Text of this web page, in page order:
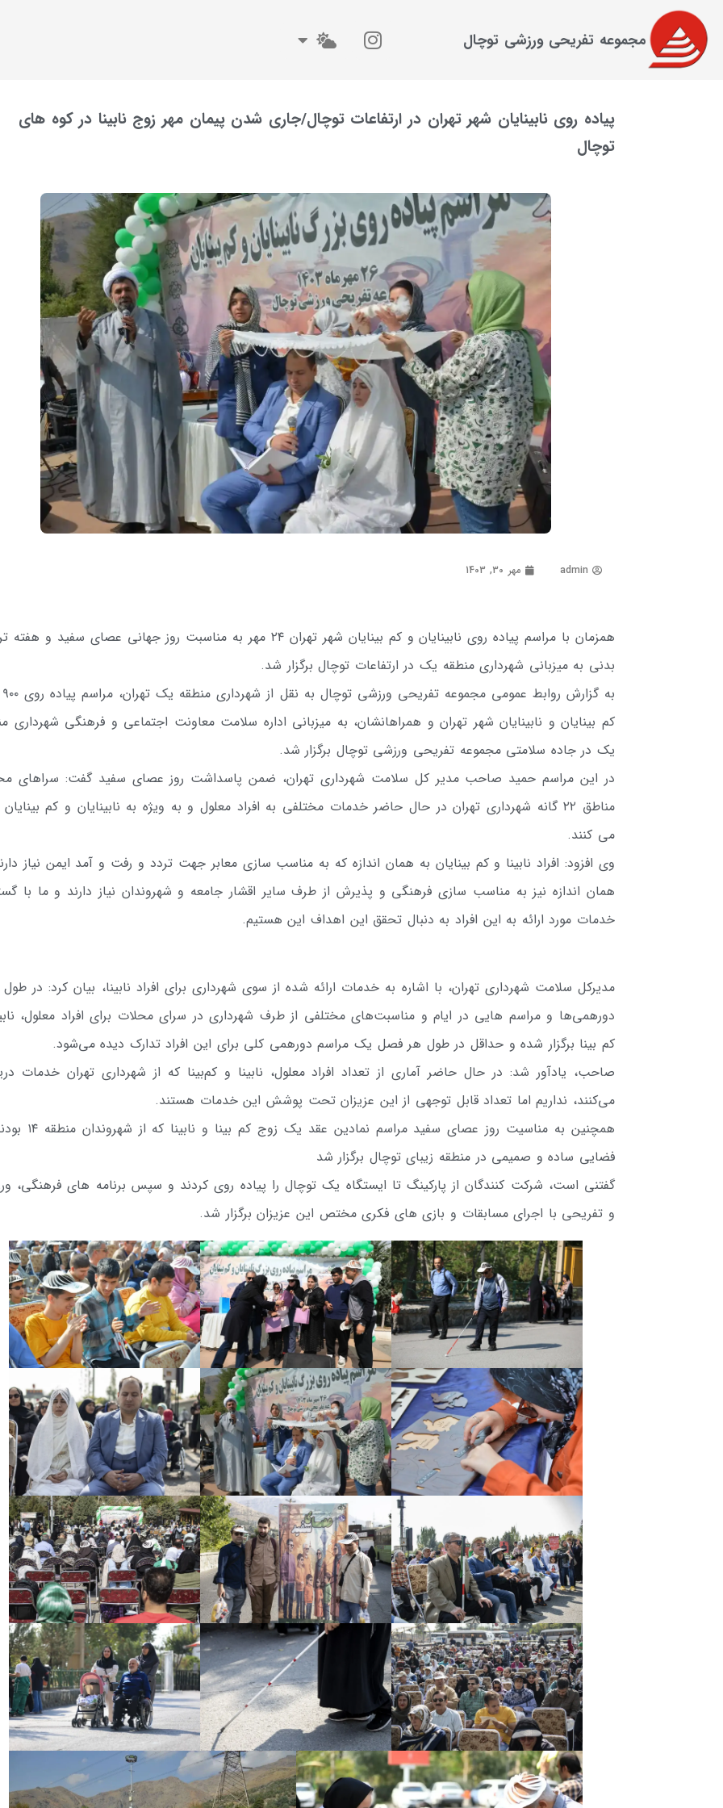
مجموعه تفریحی ورزشی توچال
پیاده روی نابینایان شهر تهران در ارتفاعات توچال/جاری شدن پیمان مهر زوج نابینا در کوه های
توچال
admin مهر 30, 1403
همزمان با مراسم پیاده روی نابینایان و کم بینایان شهر تهران ۲۴ مهر به مناسبت روز جهانی عصای سفید و
بدنی به میزبانی شهرداری منطقه یک در ارتفاعات توچال برگزار شد.
کم بینایان و نابینایان شهر تهران و همراهانشان، به میزبانی اداره سلامت معاونت اجتماعی و فرهنگی شهرداری
یک در جاده سلامتی مجموعه تفریحی ورزشی توچال برگزار شد.
در این مراسم حمید صاحب مدیر کل سلامت شهرداری تهران، ضمن پاسداشت روز عصای سفید گفت: سراهای
مناطق ۲۲ گانه شهرداری تهران در حال حاضر خدمات مختلفی به افراد معلول و به ویژه به نابینایان و کم بینایان
می‌ کنند.
وی افزود: افراد نابینا و کم بینایان به همان اندازه که به مناسب سازی معابر جهت تردد و رفت و آمد ایمن نیاز
همان اندازه نیز به مناسب سازی فرهنگی و پذیرش از طرف سایر اقشار جامعه و شهروندان نیاز دارند و ما با
خدمات مورد ارائه به این افراد به دنبال تحقق این اهداف این هستیم.
مدیرکل سلامت شهرداری تهران، با اشاره به خدمات ارائه شده از سوی شهرداری برای افراد نابینا، بیان کرد: در
دورهمی‌ها و مراسم هایی در ایام و مناسبت‌های مختلفی از طرف شهرداری در سرای محلات برای افراد معلول،
کم بینا برگزار شده و حداقل در طول هر فصل یک مراسم دورهمی کلی برای این افراد تدارک دیده می‌شود.
صاحب، یادآور شد: در حال حاضر آماری از تعداد افراد معلول، نابینا و کم‌بینا که از شهرداری تهران خدمات
می‌کنند، نداریم اما تعداد قابل توجهی از این عزیزان تحت پوشش این خدمات هستند.
همچنین به مناسیت روز عصای سفید مراسم
فضایی ساده و صمیمی در منطقه زیبای توچال برگزار شد
گفتنی است، شرکت کنندگان از پارکینگ تا ایستگاه یک توچال را پیاده روی کردند و سپس برنامه های فرهنگی،
و تفریحی با اجرای مسابقات و بازی های فکری مختص این عزیزان برگزار شد.